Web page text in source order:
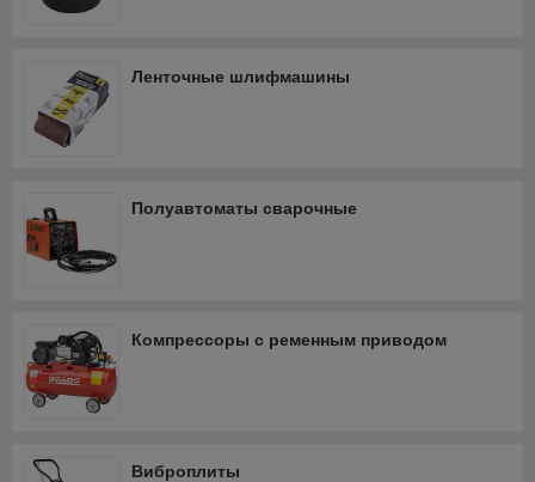
Ленточные шлифмашины
Полуавтоматы сварочные
Компрессоры с ременным приводом
Виброплиты